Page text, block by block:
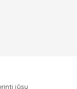
jūsų